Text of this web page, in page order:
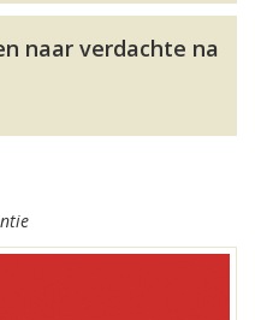
naar verdachte na